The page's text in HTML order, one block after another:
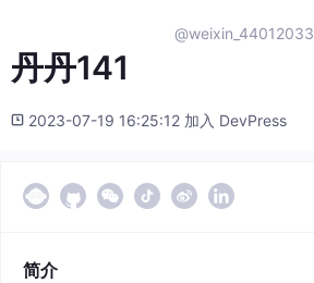
@weixin_44012033
丹丹141
2023-07-19 16:25:12 加入 DevPress
简介